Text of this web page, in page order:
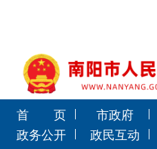
首 页 市政府
政务公开
政民互动